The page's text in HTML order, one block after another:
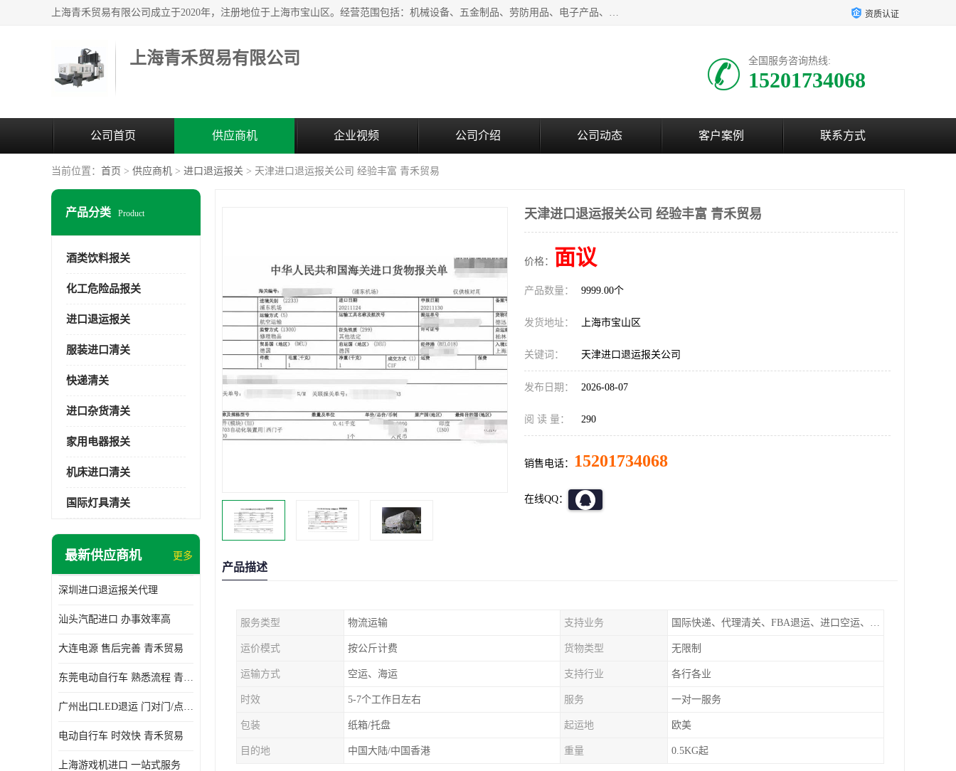
上海青禾贸易有限公司成立于2020年，注册地位于上海市宝山区。经营范围包括：机械设备、五金制品、劳防用品、电子产品、塑胶制品、家具、模具、纺织品、仪器仪表、建筑材料、装饰材料、化工产品、金属制品、机车配件等货物进出口报关、清关服务。 资质认证
上海青禾贸易有限公司 全国服务咨询热线:
15201734068
公司首页 供应商机 企业视频 公司介绍 公司动态 客户案例 联系方式
当前位置： 首页 > 供应商机 > 进口退运报关 > 天津进口退运报关公司 经验丰富 青禾贸易
产品分类 Product
酒类饮料报关
化工危险品报关
进口退运报关
服装进口清关
快递清关
进口杂货清关
家用电器报关
机床进口清关
国际灯具清关
最新供应商机 更多
深圳进口退运报关代理
汕头汽配进口 办事效率高
大连电源 售后完善 青禾贸易
东莞电动自行车 熟悉流程 青禾贸易
广州出口LED退运 门对门/点对点
电动自行车 时效快 青禾贸易
上海游戏机进口 一站式服务
天津进口退运报关公司 经验丰富 青禾贸易
价格： 面议
产品数量： 9999.00个
发货地址： 上海市宝山区
关键词： 天津进口退运报关公司
发布日期： 2026-08-07
阅 读 量： 290
销售电话： 15201734068
在线QQ：
产品描述
服务类型 物流运输 支持业务 国际快递、代理清关、FBA退运、进口空运、进口海运
运价模式 按公斤计费 货物类型 无限制
运输方式 空运、海运 支持行业 各行各业
时效 5-7个工作日左右 服务 一对一服务
包装 纸箱/托盘 起运地 欧美
目的地 中国大陆/中国香港 重量 0.5KG起